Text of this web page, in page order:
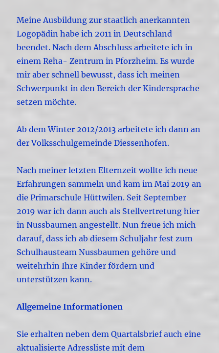
Meine Ausbildung zur staatlich anerkannten
Logopädin habe ich 2011 in Deutschland
beendet. Nach dem Abschluss arbeitete ich in
einem Reha- Zentrum in Pforzheim. Es wurde
mir aber schnell bewusst, dass ich meinen
Schwerpunkt in den Bereich der Kindersprache
setzen möchte.
Ab dem Winter 2012/2013 arbeitete ich dann an
der Volksschulgemeinde Diessenhofen.
Nach meiner letzten Elternzeit wollte ich neue
Erfahrungen sammeln und kam im Mai 2019 an
die Primarschule Hüttwilen. Seit September
2019 war ich dann auch als Stellvertretung hier
in Nussbaumen angestellt. Nun freue ich mich
darauf, dass ich ab diesem Schuljahr fest zum
Schulhausteam Nussbaumen gehöre und
weitehrhin Ihre Kinder fördern und
unterstützen kann.
Allgemeine Informationen
Sie erhalten neben dem Quartalsbrief auch eine
aktualisierte Adressliste mit dem